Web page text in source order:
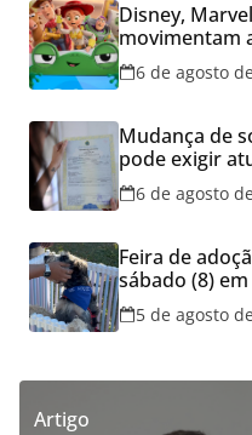
Disney,
movimentam
do Aparecida
6 de agosto
Mudança de
pode exigir
dos filhos
6 de agosto
Feira de
sábado (8)
5 de agosto
Artigo